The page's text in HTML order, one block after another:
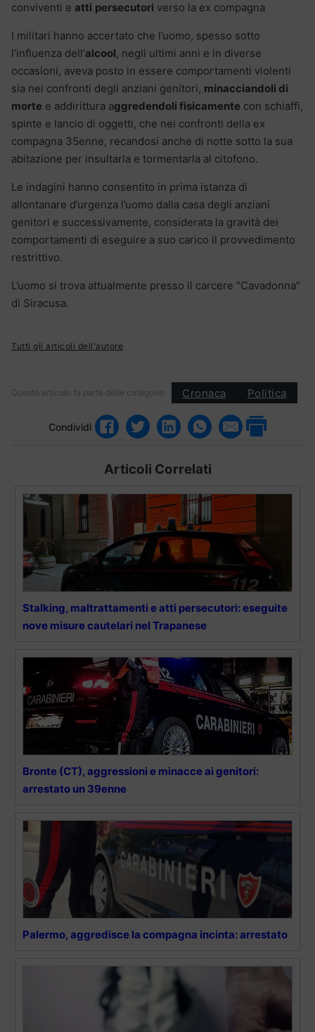
conviventi e atti persecutori verso la ex compagna
I militari hanno accertato che l’uomo, spesso sotto
l’influenza dell’alcool, negli ultimi anni e in diverse
occasioni, aveva posto in essere comportamenti violenti
sia nei confronti degli anziani genitori, minacciandoli di
morte e addirittura aggredendoli fisicamente con schiaffi,
spinte e lancio di oggetti, che nei confronti della ex
compagna 35enne, recandosi anche di notte sotto la sua
abitazione per insultarla e tormentarla al citofono.
Le indagini hanno consentito in prima istanza di
allontanare d’urgenza l’uomo dalla casa degli anziani
genitori e successivamente, considerata la gravità dei
comportamenti di eseguire a suo carico il provvedimento
restrittivo.
L’uomo si trova attualmente presso il carcere “Cavadonna”
di Siracusa.
Tutti gli articoli dell'autore
Questo articolo fa parte delle categorie: Cronaca Politica
Condividi
Articoli Correlati
Stalking, maltrattamenti e atti persecutori: eseguite
nove misure cautelari nel Trapanese
Bronte (CT), aggressioni e minacce ai genitori:
arrestato un 39enne
Palermo, aggredisce la compagna incinta: arrestato